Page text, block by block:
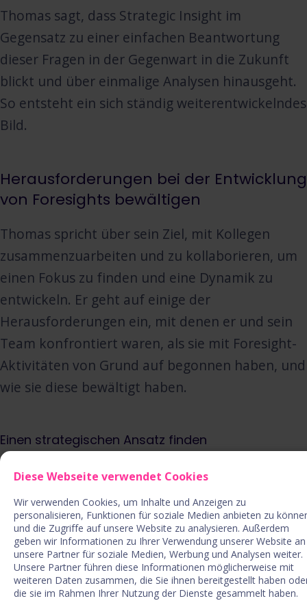
Diese Webseite verwendet Cookies
Wir verwenden Cookies, um Inhalte und Anzeigen zu
personalisieren, Funktionen für soziale Medien anbieten zu
und die Zugriffe auf unsere Website zu analysieren. Außerdem
geben wir Informationen zu Ihrer Verwendung unserer Website an
unsere Partner für soziale Medien, Werbung und Analysen weiter.
Unsere Partner führen diese Informationen möglicherweise mit
weiteren Daten zusammen, die Sie ihnen bereitgestellt haben
die sie im Rahmen Ihrer Nutzung der Dienste gesammelt haben.
Thomas sagt, dass Strategic Insight im
Gegensatz zu einer einfachen Beantwortung
dieser Fragen in der Gegenwart in die Zukunft
blickt und über einmalige Analysen hinausgeht.
So entsteht ein sich ständig weiterentwickelndes
Bild.
Herausforderungen bei der Entwicklung
von Foresights bewältigen
Thomas spricht über sein Ziel, mit Kollegen
zusammenzuarbeiten und zu kollaborieren, um
einen Fokus zu finden und eine Dynamik zu
entwickeln. Er geht auf einige der
Herausforderungen ein, mit denen er und sein
Team konfrontiert waren, als sie mit Foresight-
Aktivitäten von Grund auf begonnen haben, und
wie sie diese bewältigt haben.
Einen strategischen Ansatz finden
Anfänglich testeten Thomas und sein Team den
Ansatz, den Innovationsteams Ideen
vorzuschlagen. Sie stellten jedoch fest, dass dies
teilweise bedeutete, der Innovation auf die Füße
zu treten, ohne einen zusätzlichen Aspekt
hinzuzufügen. Er erörtert den Prozess der
Entwicklung eines strategischeren Ansatzes zur